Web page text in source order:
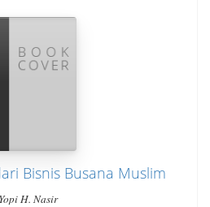
Bisnis Busana Muslim
Yopi H. Nasir